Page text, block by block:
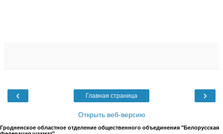
‹ ›
Главная страница
Открыть веб-версию
Гродненское областное отделение общественного объединения "Белорусская